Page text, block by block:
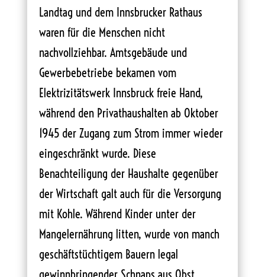
Landtag und dem Innsbrucker Rathaus
waren für die Menschen nicht
nachvollziehbar. Amtsgebäude und
Gewerbebetriebe bekamen vom
Elektrizitätswerk Innsbruck freie Hand,
während den Privathaushalten ab Oktober
1945 der Zugang zum Strom immer wieder
eingeschränkt wurde. Diese
Benachteiligung der Haushalte gegenüber
der Wirtschaft galt auch für die Versorgung
mit Kohle. Während Kinder unter der
Mangelernährung litten, wurde von manch
geschäftstüchtigem Bauern legal